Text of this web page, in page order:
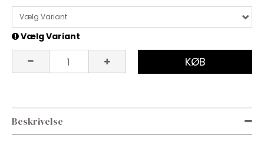
Vælg Variant
Vælg Variant
KØB
Beskrivelse